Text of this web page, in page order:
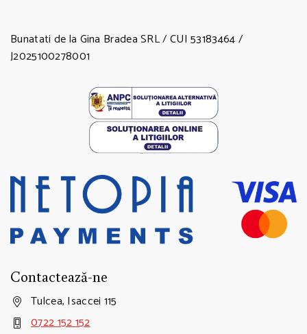
Bunatati de la Gina Bradea SRL / CUI 53183464 /
J2025100278001
Contactează-ne
Tulcea, Isaccei 115
0722 152 152